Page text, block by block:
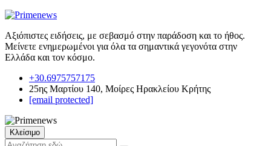
Αξιόπιστες ειδήσεις, με σεβασμό στην παράδοση και το ήθος.
Μείνετε ενημερωμένοι για όλα τα σημαντικά γεγονότα στην
Ελλάδα και τον κόσμο.
+30.6975757175
25ης Μαρτίου 140, Μοίρες Ηρακλείου Κρήτης
[email protected]
Κλείσιμο